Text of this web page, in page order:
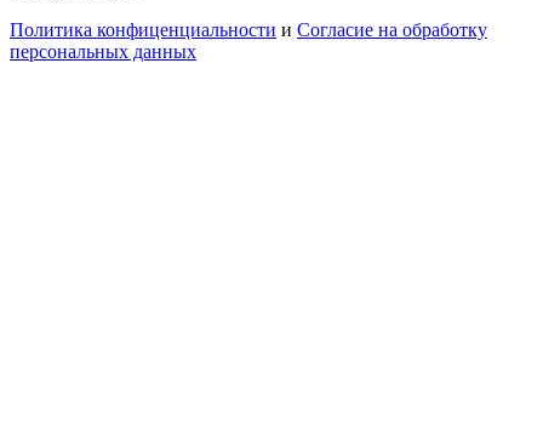
Политика конфиценциальности и Согласие на обработку
персональных данных